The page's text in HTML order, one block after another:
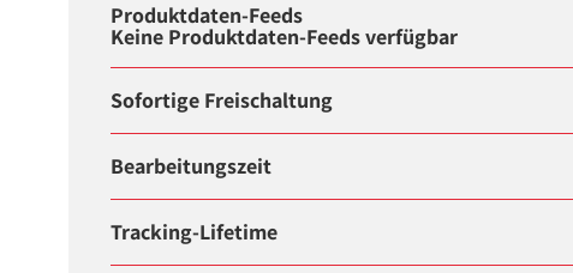
Produktdaten-Feeds
Keine Produktdaten-Feeds verfügbar
Sofortige Freischaltung
Bearbeitungszeit
Tracking-Lifetime